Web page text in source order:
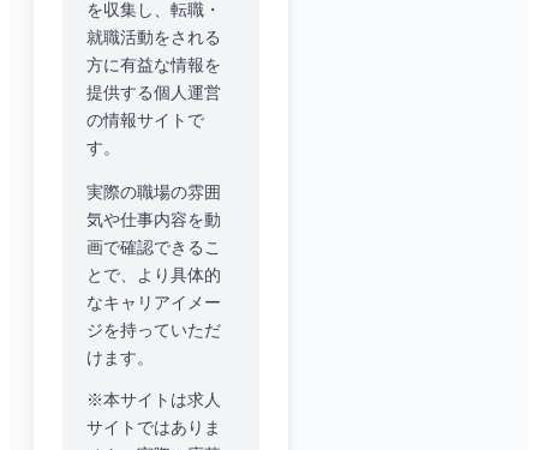
を収集し、転職・
就職活動をされる
方に有益な情報を
提供する個人運営
の情報サイトで
す。
実際の職場の雰囲
気や仕事内容を動
画で確認できるこ
とで、より具体的
なキャリアイメー
ジを持っていただ
けます。
※本サイトは求人
サイトではありま